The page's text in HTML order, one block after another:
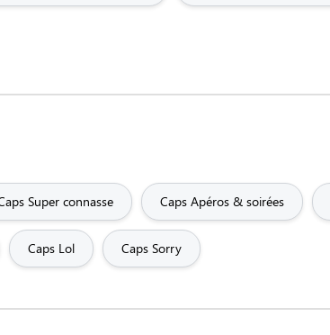
Super connasse Caps Apéros & soirées
Caps Lol Caps Sorry